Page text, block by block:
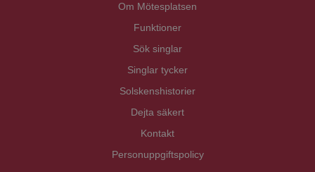
Om Mötesplatsen
Funktioner
Sök singlar
Singlar tycker
Solskenshistorier
Dejta säkert
Kontakt
Personuppgiftspolicy